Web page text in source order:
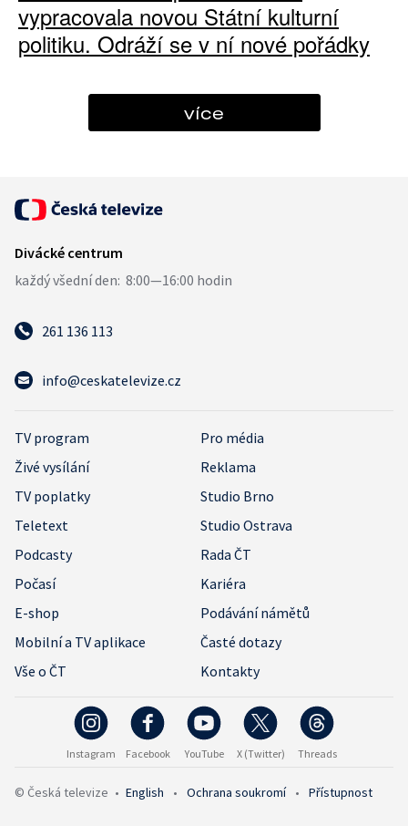
vypracovala novou Státní kulturní
politiku. Odráží se v ní nové pořádky
více
261 136 113
info@ceskatelevize.cz
TV program
Pro média
Živé vysílání
Reklama
TV poplatky
Studio Brno
Teletext
Studio Ostrava
Podcasty
Rada ČT
Počasí
Kariéra
E-shop
Podávání námětů
Mobilní a TV aplikace
Časté dotazy
Vše o ČT
Kontakty
Instagram Facebook YouTube X (Twitter) Threads
© Česká televize • English • Ochrana soukromí • Přístupnost